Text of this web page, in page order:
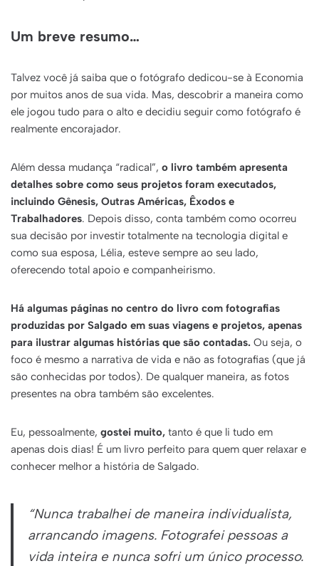
Um breve resumo…
Talvez você já saiba que o fotógrafo dedicou-se à Economia
por muitos anos de sua vida. Mas, descobrir a maneira como
ele jogou tudo para o alto e decidiu seguir como fotógrafo é
realmente encorajador.
Além dessa mudança “radical”, o livro também apresenta
detalhes sobre como seus projetos foram executados,
incluindo Gênesis, Outras Américas, Êxodos e
Trabalhadores. Depois disso, conta também como ocorreu
sua decisão por investir totalmente na tecnologia digital e
como sua esposa, Lélia, esteve sempre ao seu lado,
oferecendo total apoio e companheirismo.
Há algumas páginas no centro do livro com fotografias
produzidas por Salgado em suas viagens e projetos, apenas
para ilustrar algumas histórias que são contadas. Ou seja, o
foco é mesmo a narrativa de vida e não as fotografias (que já
são conhecidas por todos). De qualquer maneira, as fotos
presentes na obra também são excelentes.
Eu, pessoalmente, gostei muito, tanto é que li tudo em
apenas dois dias! É um livro perfeito para quem quer relaxar e
conhecer melhor a história de Salgado.
“Nunca trabalhei de maneira individualista,
arrancando imagens. Fotografei pessoas a
vida inteira e nunca sofri um único processo.